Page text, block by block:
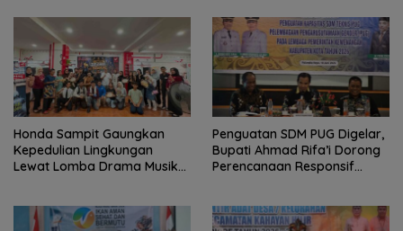
Honda Sampit Gaungkan
Kepedulian Lingkungan
Lewat Lomba Drama Musikal
Penguatan SDM PUG Digelar,
Bupati Ahmad Rifa’i Dorong
Perencanaan Responsif